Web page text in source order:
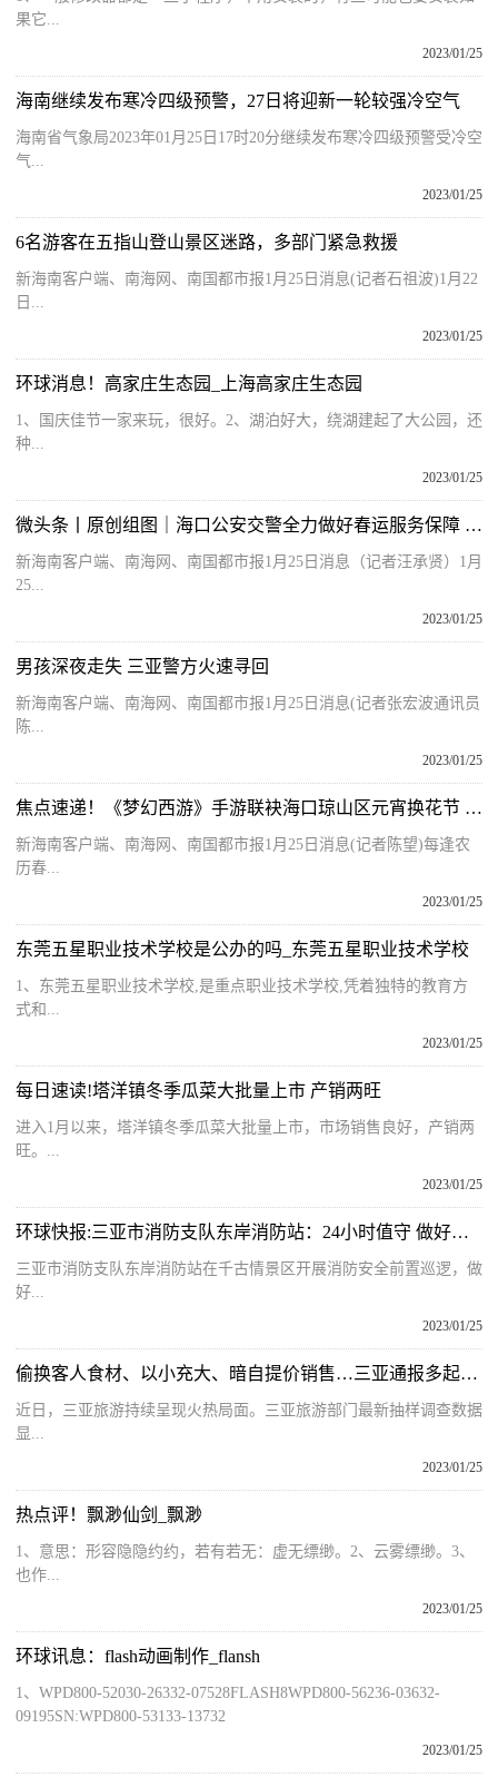
果它...
2023/01/25
海南继续发布寒冷四级预警，27日将迎新一轮较强冷空气
海南省气象局2023年01月25日17时20分继续发布寒冷四级预警受冷空
气...
2023/01/25
6名游客在五指山登山景区迷路，多部门紧急救援
新海南客户端、南海网、南国都市报1月25日消息(记者石祖波)1月22
日...
2023/01/25
环球消息！高家庄生态园_上海高家庄生态园
1、国庆佳节一家来玩，很好。2、湖泊好大，绕湖建起了大公园，还
种...
2023/01/25
微头条丨原创组图｜海口公安交警全力做好春运服务保障 守护旅客平安出行
新海南客户端、南海网、南国都市报1月25日消息（记者汪承贤）1月
25...
2023/01/25
男孩深夜走失 三亚警方火速寻回
新海南客户端、南海网、南国都市报1月25日消息(记者张宏波通讯员
陈...
2023/01/25
焦点速递！《梦幻西游》手游联袂海口琼山区元宵换花节 打造新式国潮迎春盛宴
新海南客户端、南海网、南国都市报1月25日消息(记者陈望)每逢农
历春...
2023/01/25
东莞五星职业技术学校是公办的吗_东莞五星职业技术学校
1、东莞五星职业技术学校,是重点职业技术学校,凭着独特的教育方
式和...
2023/01/25
每日速读!塔洋镇冬季瓜菜大批量上市 产销两旺
进入1月以来，塔洋镇冬季瓜菜大批量上市，市场销售良好，产销两
旺。...
2023/01/25
环球快报:三亚市消防支队东岸消防站：24小时值守 做好春节消防安全“守夜人”
三亚市消防支队东岸消防站在千古情景区开展消防安全前置巡逻，做
好...
2023/01/25
偷换客人食材、以小充大、暗自提价销售…三亚通报多起旅游市场涉嫌违法行为
近日，三亚旅游持续呈现火热局面。三亚旅游部门最新抽样调查数据
显...
2023/01/25
热点评！飘渺仙剑_飘渺
1、意思：形容隐隐约约，若有若无：虚无缥缈。2、云雾缥缈。3、
也作...
2023/01/25
环球讯息：flash动画制作_flansh
1、WPD800-52030-26332-07528FLASH8WPD800-56236-03632-
09195SN:WPD800-53133-13732
2023/01/25